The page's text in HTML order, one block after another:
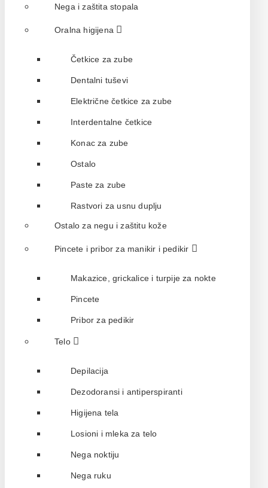
Nega i zaštita stopala
Oralna higijena
Četkice za zube
Dentalni tuševi
Električne četkice za zube
Interdentalne četkice
Konac za zube
Ostalo
Paste za zube
Rastvori za usnu duplju
Ostalo za negu i zaštitu kože
Pincete i pribor za manikir i pedikir
Makazice, grickalice i turpije za nokte
Pincete
Pribor za pedikir
Telo
Depilacija
Dezodoransi i antiperspiranti
Higijena tela
Losioni i mleka za telo
Nega noktiju
Nega ruku